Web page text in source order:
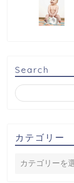
Search
カテゴリー